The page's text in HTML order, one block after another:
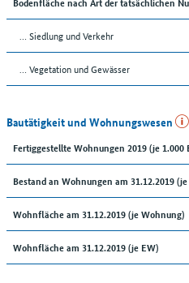
… Siedlung und Verkehr
… Vegetation und Gewässer
Bautätigkeit und Wohnungswesen
Fertiggestellte Wohnungen 2019 (je 1.000
Bestand an Wohnungen am 31.12.2019
Wohnfläche am 31.12.2019 (je Wohnung)
Wohnfläche am 31.12.2019 (je EW)